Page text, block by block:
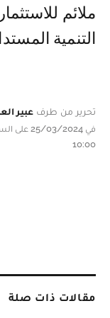
ملائم
التنمية
تحرير من طرف عبير
10:00
مقالات ذات صلة